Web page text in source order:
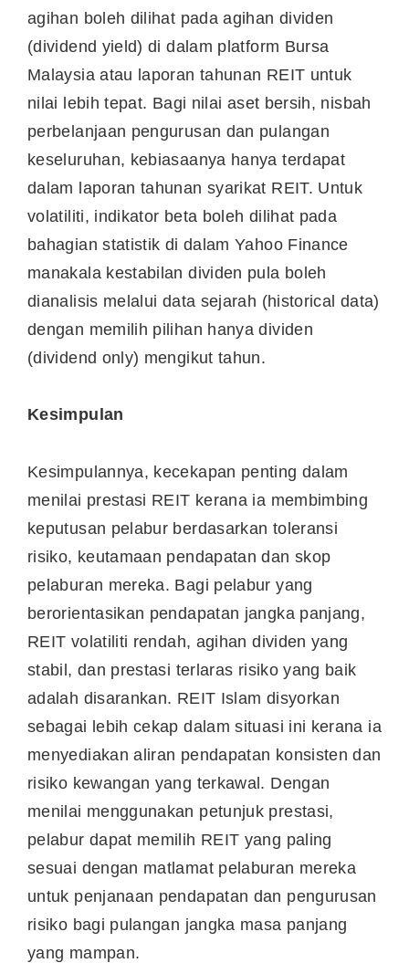
agihan boleh dilihat pada agihan dividen
(dividend yield) di dalam platform Bursa
Malaysia atau laporan tahunan REIT untuk
nilai lebih tepat. Bagi nilai aset bersih, nisbah
perbelanjaan pengurusan dan pulangan
keseluruhan, kebiasaanya hanya terdapat
dalam laporan tahunan syarikat REIT. Untuk
volatiliti, indikator beta boleh dilihat pada
bahagian statistik di dalam Yahoo Finance
manakala kestabilan dividen pula boleh
dianalisis melalui data sejarah (historical data)
dengan memilih pilihan hanya dividen
(dividend only) mengikut tahun.
Kesimpulan
Kesimpulannya, kecekapan penting dalam
menilai prestasi REIT kerana ia membimbing
keputusan pelabur berdasarkan toleransi
risiko, keutamaan pendapatan dan skop
pelaburan mereka. Bagi pelabur yang
berorientasikan pendapatan jangka panjang,
REIT volatiliti rendah, agihan dividen yang
stabil, dan prestasi terlaras risiko yang baik
adalah disarankan. REIT Islam disyorkan
sebagai lebih cekap dalam situasi ini kerana ia
menyediakan aliran pendapatan konsisten dan
risiko kewangan yang terkawal. Dengan
menilai menggunakan petunjuk prestasi,
pelabur dapat memilih REIT yang paling
sesuai dengan matlamat pelaburan mereka
untuk penjanaan pendapatan dan pengurusan
risiko bagi pulangan jangka masa panjang
yang mampan.